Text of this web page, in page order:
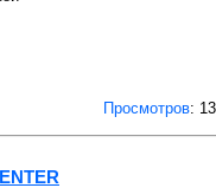
Просмотров: